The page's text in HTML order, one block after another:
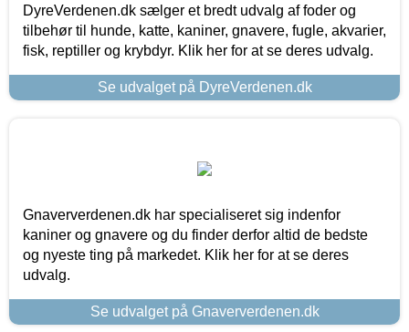
DyreVerdenen.dk sælger et bredt udvalg af foder og
tilbehør til hunde, katte, kaniner, gnavere, fugle, akvarier,
fisk, reptiller og krybdyr. Klik her for at se deres udvalg.
Se udvalget på DyreVerdenen.dk
Gnaververdenen.dk har specialiseret sig indenfor
kaniner og gnavere og du finder derfor altid de bedste
og nyeste ting på markedet. Klik her for at se deres
udvalg.
Se udvalget på Gnaververdenen.dk